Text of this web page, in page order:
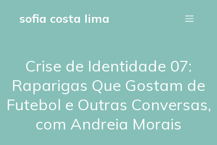
sofia costa lima
Crise de Identidade 07:
Raparigas Que Gostam de
Futebol e Outras Conversas,
com Andreia Morais